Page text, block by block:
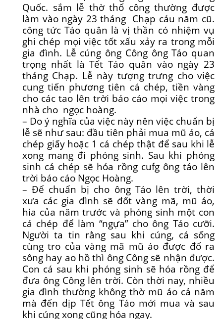
Quốc. sắm lễ thờ thổ công thường được
làm vào ngày 23 tháng Chạp cảu năm cũ.
công tức Táo quân là vị thần có nhiệm vụ
ghi chép mọi việc tốt xấu xảy ra trong mỗi
gia đình. Lễ cúng ông Công ông Táo quan
trọng nhất là Tết Táo quân vào ngày 23
tháng Chạp. Lễ này tượng trưng cho việc
cung tiến phương tiên cá chép, tiền vàng
cho các tao lên trời báo cáo mọi việc trong
nhà cho ngọc hoàng.
– Do ý nghĩa của việc này nên việc chuẩn bị
lễ sẽ như sau: đầu tiên phải mua mũ áo, cá
chép giấy hoặc 1 cá chép thật để sau khi lễ
xong mang đi phóng sinh. Sau khi phóng
sinh cá chép sẽ hóa rồng cufg ông táo lên
trời báo cáo Ngọc Hoàng.
– Để chuẩn bị cho ông Táo lên trời, thời
xưa các gia đình sẽ đốt vàng mã, mũ áo,
hia của năm trước và phóng sinh một con
cá chép để làm “ngựa” cho ông Táo cưỡi.
Người ta tin rằng sau khi cúng, cá sống
cùng tro của vàng mã mũ áo được đổ ra
sông hay ao hồ thì ông Công sẽ nhận được.
Con cá sau khi phóng sinh sẽ hóa rồng để
đưa ông Công lên trời. Còn thời nay, nhiều
gia đình thường không thờ mũ áo cả năm
mà đến dịp Tết ông Táo mới mua và sau
khi cúng xong cũng hóa ngay.